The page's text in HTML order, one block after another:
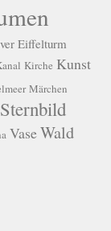
Eiffelturm
Kirche Kunst
Märchen
Sternbild
VaseWald